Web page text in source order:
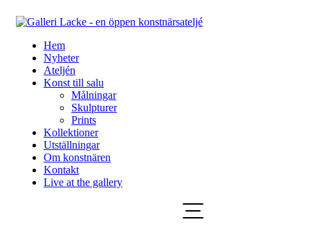
Hem
Nyheter
Ateljén
Konst till salu
Målningar
Skulpturer
Prints
Kollektioner
Utställningar
Om konstnären
Kontakt
Live at the gallery